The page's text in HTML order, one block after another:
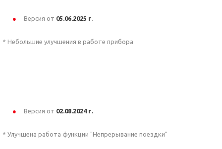
Версия от 05.06.2025 г.
* Небольшие улучшения в работе прибора
Версия от 02.08.2024 г.
* Улучшена работа функции "Непрерывание поездки"